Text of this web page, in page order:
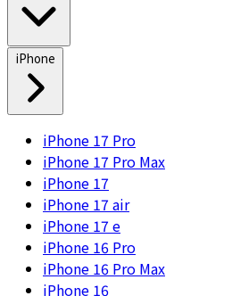
iPhone
iPhone 17 Pro
iPhone 17 Pro Max
iPhone 17
iPhone 17 air
iPhone 17 e
iPhone 16 Pro
iPhone 16 Pro Max
iPhone 16